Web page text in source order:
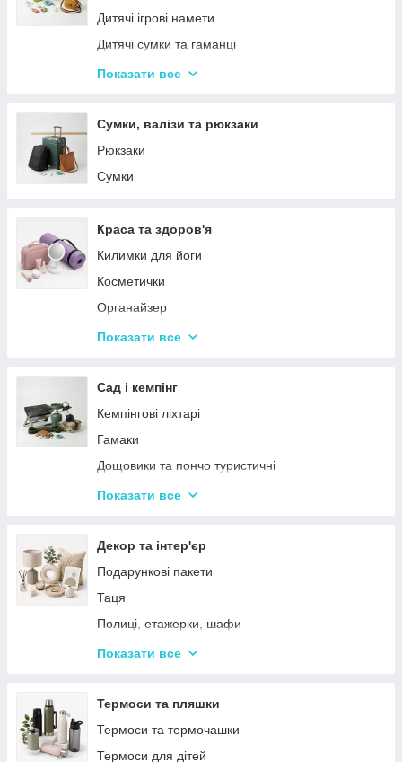
Дитячі ігрові намети
Дитячі сумки та гаманці
Дитячі фотокамери
Показати все
Сумки, валізи та рюкзаки
Рюкзаки
Сумки
Краса та здоров'я
Килимки для йоги
Косметички
Органайзер
Косметичні дзеркала
Стайлери
Плойки
Машинки для стриження
Воскоплави
Лампи для манікюр
Електробритви
Фени
Гофре та випрямлячі для волосся
Ручні масажери для тіла
Показати все
Сад і кемпінг
Кемпінгові ліхтарі
Гамаки
Дощовики та пончо туристичні
Садове освітлення
Термосумки
Туристичні інструменти та набори
Туристичні нагрівачі
Туристичні плити
Аксесуари
Мангали
Набори для пікніка
Туристичні килимки
Показати все
Декор та інтер'єр
Подарункові пакети
Таця
Полиці, етажерки, шафи
Серветки сервірувальні
Сміттєві відра
Новогодний декор
Декоративні таці
Показати все
Термоси та пляшки
Термоси та термочашки
Термоси для дітей